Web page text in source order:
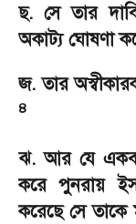
ছ. সে তার
অকাট্য ঘোষণা
জ. তার
৪
ঝ. আর যে
করে পুনরায়
করেছে সে তাকে